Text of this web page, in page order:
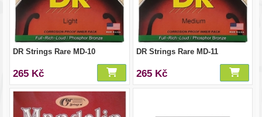
DR Strings Rare MD-10
265 Kč
DR Strings Rare MD-11
265 Kč